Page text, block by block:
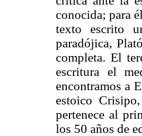
conocida; para
texto escrito
paradójica,
completa. El
escritura el
encontramos a
estoico
pertenece al
los 50 años de